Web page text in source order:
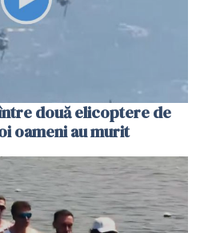
două elicoptere de
oameni au murit